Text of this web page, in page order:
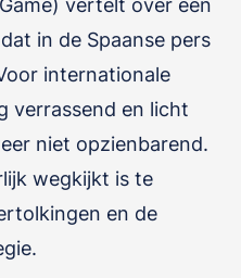
vertelt over een
in de Spaanse pers
internationale
verrassend en licht
niet opzienbarend.
wegkijkt is te
en de